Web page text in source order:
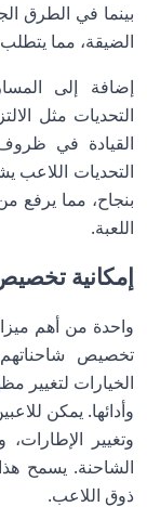
بينما في الطرق
الضيقة، مما يتطلب
إضافة إلى
التحديات مثل
القيادة في
التحديات اللاعب
بنجاح، مما يرفع
اللعبة.
إمكانية
واحدة من أهم
تخصيص
الخيارات لتغيير
وأدائها. يمكن
وتغيير
الشاحنة. يسمح
ذوق اللاعب.